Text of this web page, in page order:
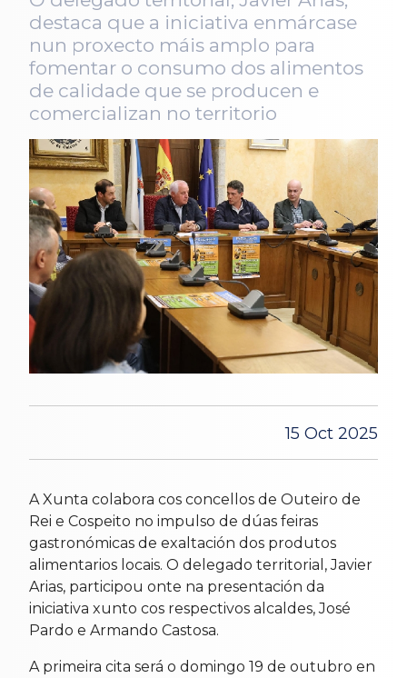
destaca que a iniciativa enmárcase
nun proxecto máis amplo para
fomentar o consumo dos alimentos
de calidade que se producen e
comercializan no territorio
15 Oct 2025
A Xunta colabora cos concellos de Outeiro de
Rei e Cospeito no impulso de dúas feiras
gastronómicas de exaltación dos produtos
alimentarios locais. O delegado territorial, Javier
Arias, participou onte na presentación da
iniciativa xunto cos respectivos alcaldes, José
Pardo e Armando Castosa.
A primeira cita será o domingo 19 de outubro en